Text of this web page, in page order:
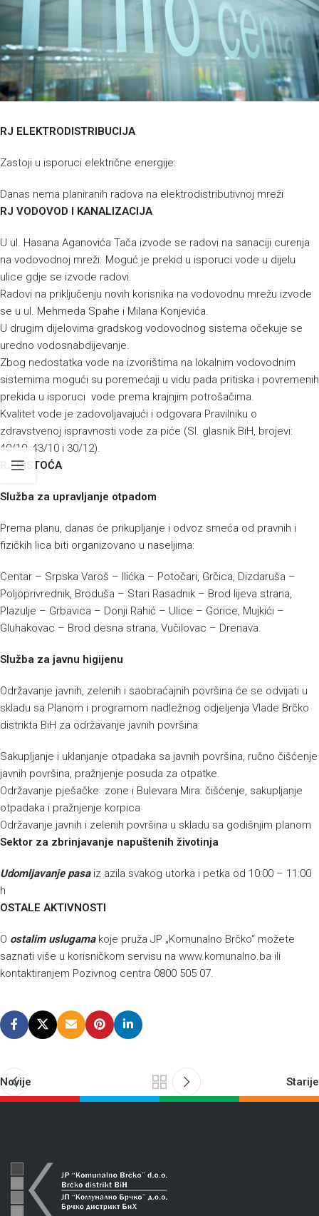
RJ ELEKTRODISTRIBUCIJA
Zastoji u isporuci električne energije:
Danas nema planiranih radova na elektrodistributivnoj mreži
RJ VODOVOD I KANALIZACIJA
U ul. Hasana Aganovića Tača izvode se radovi na sanaciji curenja
na vodovodnoj mreži. Moguć je prekid u isporuci vode u dijelu
ulice gdje se izvode radovi.
Radovi na priključenju novih korisnika na vodovodnu mrežu izvode
se u ul. Mehmeda Spahe i Milana Konjevića.
U drugim dijelovima gradskog vodovodnog sistema očekuje se
uredno vodosnabdijevanje.
Zbog nedostatka vode na izvorištima na lokalnim vodovodnim
sistemima mogući su poremećaji u vidu pada pritiska i povremenih
prekida u isporuci vode prema krajnjim potrošačima.
Kvalitet vode je zadovoljavajući i odgovara Pravilniku o
zdravstvenoj ispravnosti vode za piće (Sl. glasnik BiH, brojevi:
40/10, 43/10 i 30/12).
RJ ČISTOĆA
Služba za upravljanje otpadom
Prema planu, danas će prikupljanje i odvoz smeća od pravnih i
fizičkih lica biti organizovano u naseljima:
Centar – Srpska Varoš – Ilićka – Potočari, Grčica, Dizdaruša –
Poljoprivrednik, Broduša – Stari Rasadnik – Brod lijeva strana,
Plazulje – Grbavica – Donji Rahić – Ulice – Gorice, Mujkići –
Gluhakovac – Brod desna strana, Vučilovac – Drenava.
Služba za javnu higijenu
Održavanje javnih, zelenih i saobraćajnih površina će se odvijati u
skladu sa Planom i programom nadležnog odjeljenja Vlade Brčko
distrikta BiH za održavanje javnih površina:
Sakupljanje i uklanjanje otpadaka sa javnih površina, ručno čišćenje
javnih površina, pražnjenje posuda za otpatke.
Održavanje pješačke zone i Bulevara Mira: čišćenje, sakupljanje
otpadaka i pražnjenje korpica
Održavanje javnih i zelenih površina u skladu sa godišnjim planom
Sektor za zbrinjavanje napuštenih životinja
Udomljavanje pasaiz azila svakog utorka i petka od 10:00 – 11:00
h
OSTALE AKTIVNOSTI
O ostalim uslugamakoje pruža JP „Komunalno Brčko“ možete
saznati više u korisničkom servisu na www.komunalno.ba ili
kontaktiranjem Pozivnog centra 0800 505 07.
Novije Starije